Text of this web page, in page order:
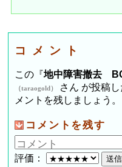
コメント
この『地中障害撤去
（taraogold）
さん が投稿
メントを残しましょう。
コメントを残す
評価：